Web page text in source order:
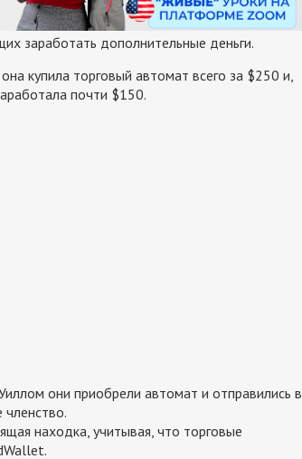
заработать дополнительные деньги.
купила торговый автомат всего за $250 и,
почти $150.
они приобрели автомат и отправились в
членство.
находка, учитывая, что торговые